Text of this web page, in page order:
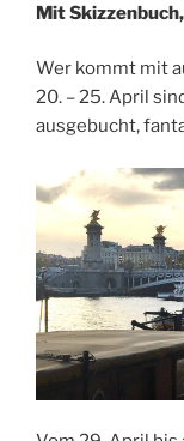
Mit
Wer kommt mit
20. – 25. April
ausgebucht,